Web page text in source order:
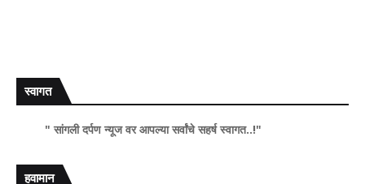
स्वागत
सांगली दर्पण न्यूज वर आपल्या सर्वांचे सहर्ष स्वागत..!"
हवामान